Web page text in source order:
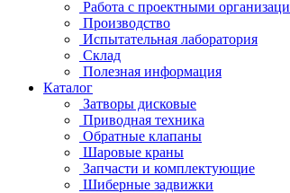
Работа с проектными
Производство
Испытательная лаборатория
Склад
Полезная информация
Каталог
Затворы дисковые
Приводная техника
Обратные клапаны
Шаровые краны
Запчасти и комплектующие
Шиберные задвижки